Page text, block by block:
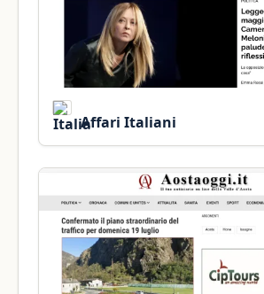
Affari Italiani